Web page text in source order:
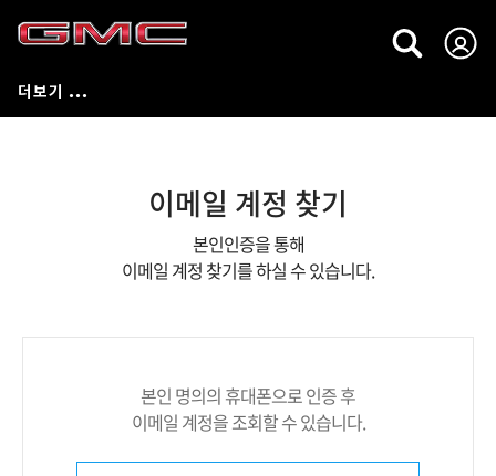
이메일 계정 찾기
본인인증을 통해
이메일 계정 찾기를 하실 수 있습니다.
본인 명의의 휴대폰으로 인증 후
이메일 계정을 조회할 수 있습니다.